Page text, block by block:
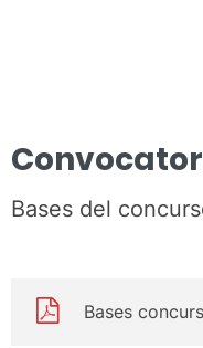
Bases del
Bases